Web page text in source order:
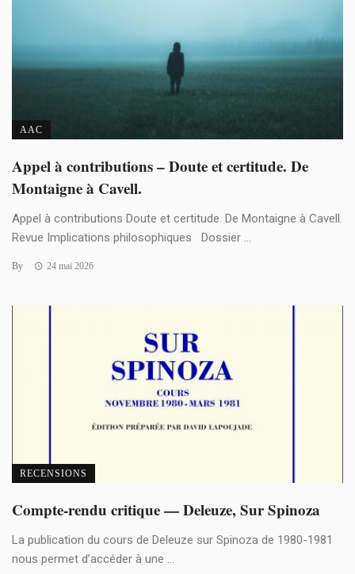
AAC
Appel à contributions – Doute et certitude. De
Montaigne à Cavell.
Appel à contributions Doute et certitude. De Montaigne à Cavell.
Revue Implications philosophiques Dossier ...
By 24 mai 2026
RECENSIONS
Compte-rendu critique — Deleuze, Sur Spinoza
La publication du cours de Deleuze sur Spinoza de 1980-1981
nous permet d’accéder à une ...